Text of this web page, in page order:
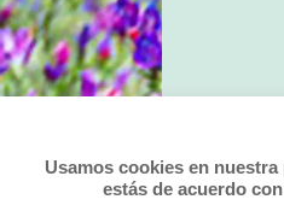
Usamos cookies en
estás de acuerdo